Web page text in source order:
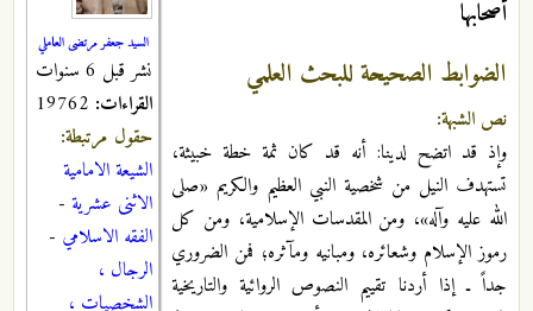
السيد جعفر مرتضى العاملي
نشر قبل 6 سنوات
القراءات:
حقول مرتبطة:
الشيعة الامامية
الاثنى عشرية -
الفقه الاسلامي -
الرجال ،
الشخصيات ،
أصحابها
الضوابط الصحيحة للبحث العلمي
نص الشبهة:
وإذ قد اتضح لدينا: أنه قد كان ثمة خطة خبيثة،
تستهدف النيل من شخصية النبي العظيم والكريم «صلى
الله عليه وآله»، ومن المقدسات الإسلامية، ومن كل
رموز الإسلام وشعائره، ومبانيه ومآثره؛ فمن الضروري
جداً ـ إذا أردنا تقييم النصوص الروائية والتاريخية